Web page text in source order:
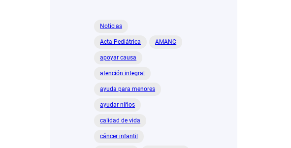
Noticias
Acta Pediátrica AMANC
apoyar causa
atención integral
ayuda para menores
ayudar niños
calidad de vida
cáncer infantil